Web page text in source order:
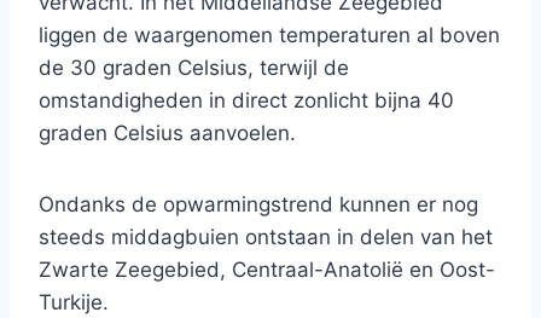
liggen de waargenomen temperaturen al boven
de 30 graden Celsius, terwijl de
omstandigheden in direct zonlicht bijna 40
graden Celsius aanvoelen.
Ondanks de opwarmingstrend kunnen er nog
steeds middagbuien ontstaan ​​in delen van het
Zwarte Zeegebied, Centraal-Anatolië en Oost-
Turkije.